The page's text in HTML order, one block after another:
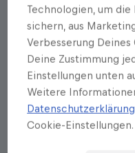
Hans Gerlach war
europäischen Sterne-
Architektur und
Foodfotograf zu
er ausschließlich
der Koch durch seine
»Kochen (fast)ohne
der feinen Küche« im
Zeitung. Gerlach
Technologien, um
sichern, aus
Verbesserung Deines
Deine Zustimmung
Einstellungen unten
Weitere
Cookie-Einstellungen.